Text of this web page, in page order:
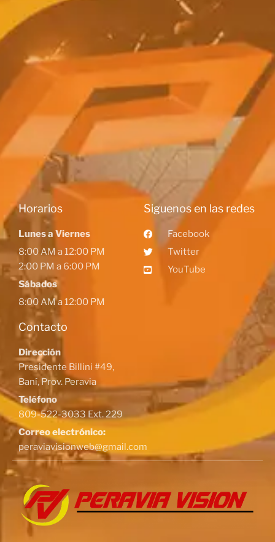
Horarios
Lunes a Viernes
8:00 AM a 12:00 PM
2:00 PM a 6:00 PM
Sábados
8:00 AM a 12:00 PM
Contacto
Dirección
Presidente Billini #49,
Baní, Prov. Peravia
Teléfono
809-522-3033 Ext. 229
Correo electrónico:
peraviavisionweb@gmail.com
Siguenos en las redes
Facebook
Twitter
YouTube